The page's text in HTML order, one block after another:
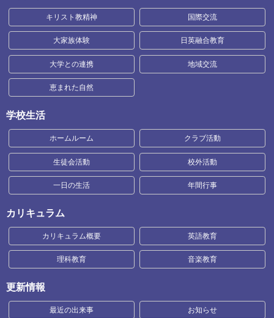
キリスト教精神 国際交流
大家族体験 日英融合教育
大学との連携 地域交流
恵まれた自然
学校生活
ホームルーム クラブ活動
生徒会活動 校外活動
一日の生活 年間行事
カリキュラム
カリキュラム概要 英語教育
理科教育 音楽教育
更新情報
最近の出来事 お知らせ